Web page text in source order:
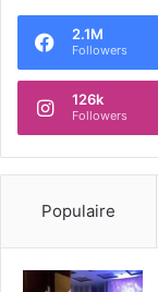
2.1M
Followers
126k
Followers
Populaire